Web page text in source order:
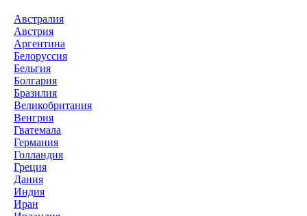
Австралия
Австрия
Аргентина
Белоруссия
Бельгия
Болгария
Бразилия
Великобритания
Венгрия
Гватемала
Германия
Голландия
Греция
Дания
Индия
Иран